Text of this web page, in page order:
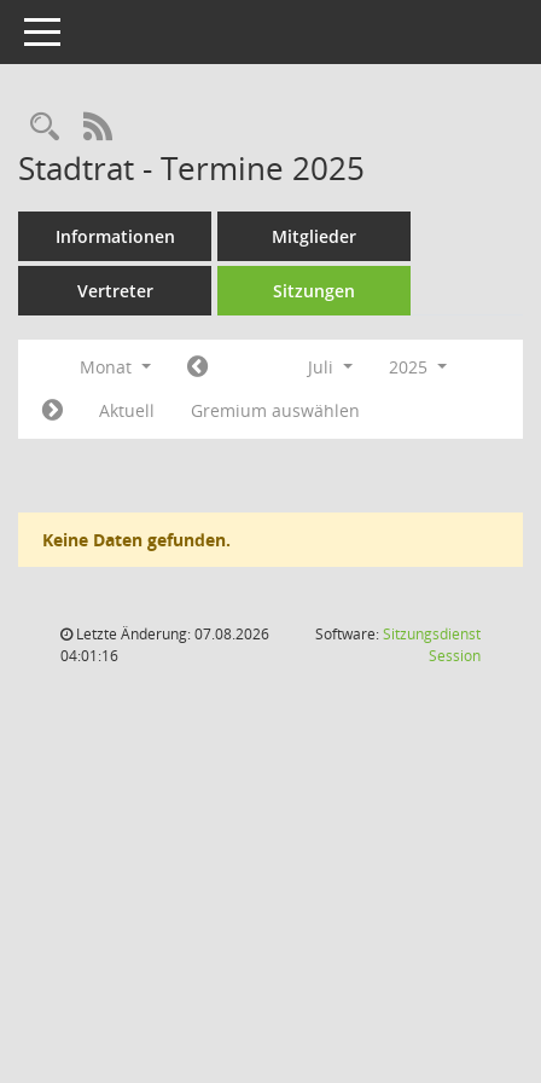
Toggle navigation
Rechercheauswahl
RSS-Feed
Stadtrat - Termine 2025
Informationen Mitglieder
Vertreter Sitzungen
Monat Juli
2025
Aktuell
Gremium auswählen
Keine Daten gefunden.
Letzte Änderung: 07.08.2026
04:01:16
Software:Sitzungsdienst
Session(Wird in